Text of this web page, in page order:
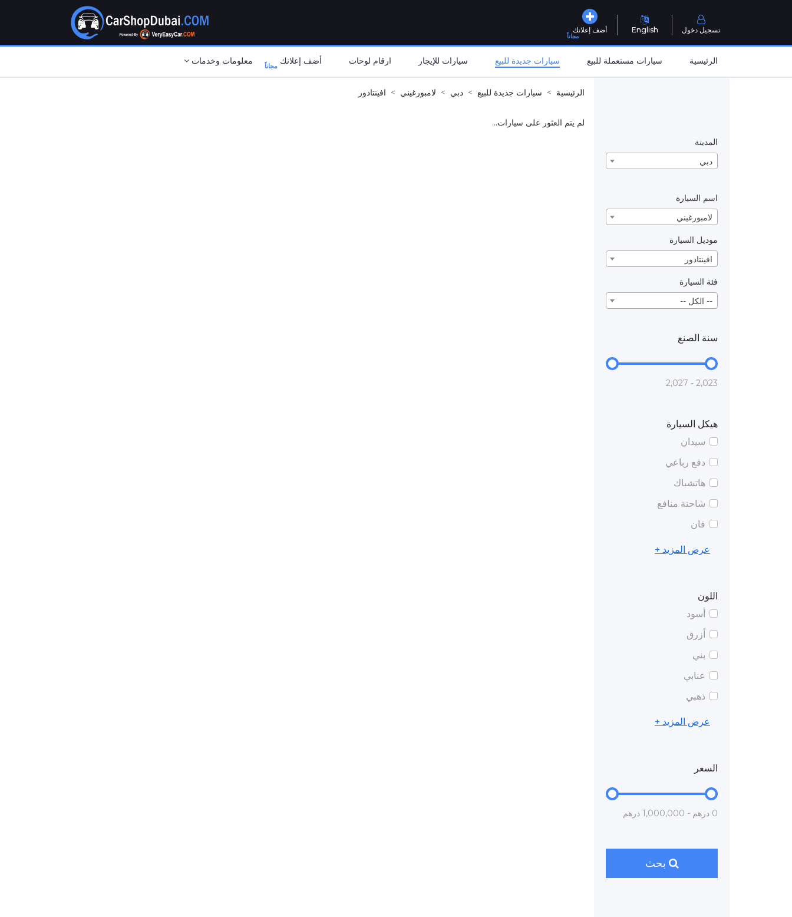
أضف إعلانك
مجاناً
English تسجيل دخول
الرئيسية سيارات مستعملة للبيع سيارات جديدة للبيع سيارات للإيجار ارقام لوحات أضف إعلانك مجاناً معلومات وخدمات
المدينة
دبي
اسم السيارة
لامبورغيني
موديل السيارة
افينتادور
فئة السيارة
-- الكل --
سنة الصنع
2,023 - 2,027
هيكل السيارة
سيدان
دفع رباعي
هاتشباك
شاحنة منافع
فان
عرض المزيد +
اللون
أسود
أزرق
بني
عنابي
ذهبي
عرض المزيد +
السعر
0 درهم - 1,000,000 درهم
بحث
الرئيسية سيارات جديدة للبيع دبي لامبورغيني افينتادور
لم يتم العثور على سيارات...